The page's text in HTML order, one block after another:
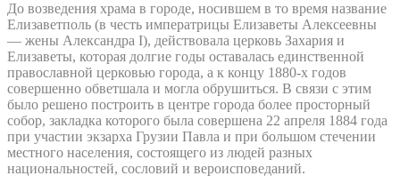
До возведения храма в городе, носившем в то время название
Елизаветполь (в честь императрицы Елизаветы Алексеевны
— жены Александра I), действовала церковь Захария и
Елизаветы, которая долгие годы оставалась единственной
православной церковью города, а к концу 1880-х годов
совершенно обветшала и могла обрушиться. В связи с этим
было решено построить в центре города более просторный
собор, закладка которого была совершена 22 апреля 1884 года
при участии экзарха Грузии Павла и при большом стечении
местного населения, состоящего из людей разных
национальностей, сословий и вероисповеданий.